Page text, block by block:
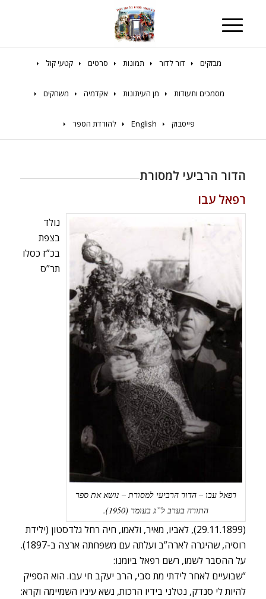
מבזקים דור לדור תמונות סרטים קטעי קול
מסמכים ותעודות מן העיתונות אקדמיה משחקים
פייסבוק English להורדת הספר
הדור הרביעי למסורת
רפאל עבו
רפאל עבו – הדור הרביעי למסורת – נושא את ספר
התורה בערב ל”ג בעומר (1950).
נולד
בצפת
בכ”ז כסלו
תר”ס
(29.11.1899), לאביו, מאיר, ולאמו, חיה רחל גלדסטון (ילידת
רוסיה, שהיגרה לארה”ב ועלתה עם משפחתה ארצה ב-1897).
על ההסבר לשמו, רשם רפאל ביומנו:
“שבועיים לאחר לידתי מת סבי, הרב יעקב חי עבו. הוא הספיק
להיות לי סנדק, נטלני בידיו הרכות, נשא עיניו השמיימה וקרא: